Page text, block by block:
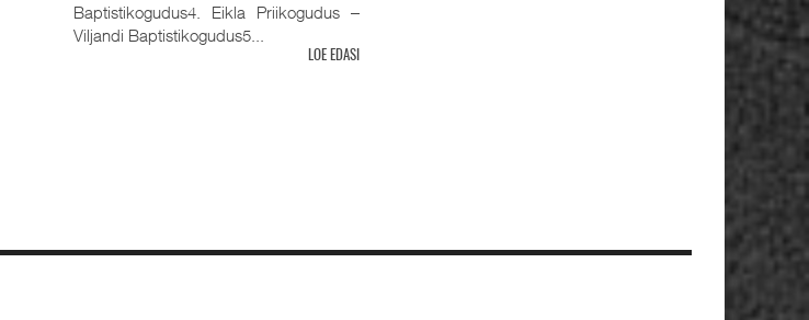
Baptistikogudus4. Eikla Priikogudus ‒
Viljandi Baptistikogudus5...
LOE EDASI